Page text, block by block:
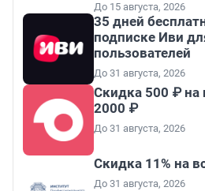
До 15 августа, 2026
35 дней
подписке Иви
пользователей
До 31 августа, 2026
Скидка 500 ₽ на
2000 ₽
До 31 августа, 2026
Скидка 11% на
До 31 августа, 2026